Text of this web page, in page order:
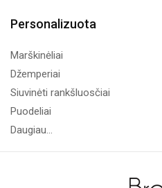
Personalizuota
Marškinėliai
Džemperiai
Siuvinėti rankšluosčiai
Puodeliai
Daugiau...